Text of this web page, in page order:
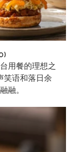
用餐的理想之
笑语和落日余
融。